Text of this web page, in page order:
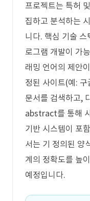
프로젝트는 특허
집하고 분석하는
니다. 핵심 기술
로그램 개발이 가
래밍 언어의 제안
정된 사이트(예:
문서를 검색하고,
abstract를 통해
기반 시스템이 포
서는 기 정의된 양
계의 정확도를 높
예정입니다.